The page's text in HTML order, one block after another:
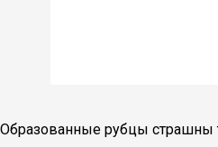
Образованные рубцы страшны